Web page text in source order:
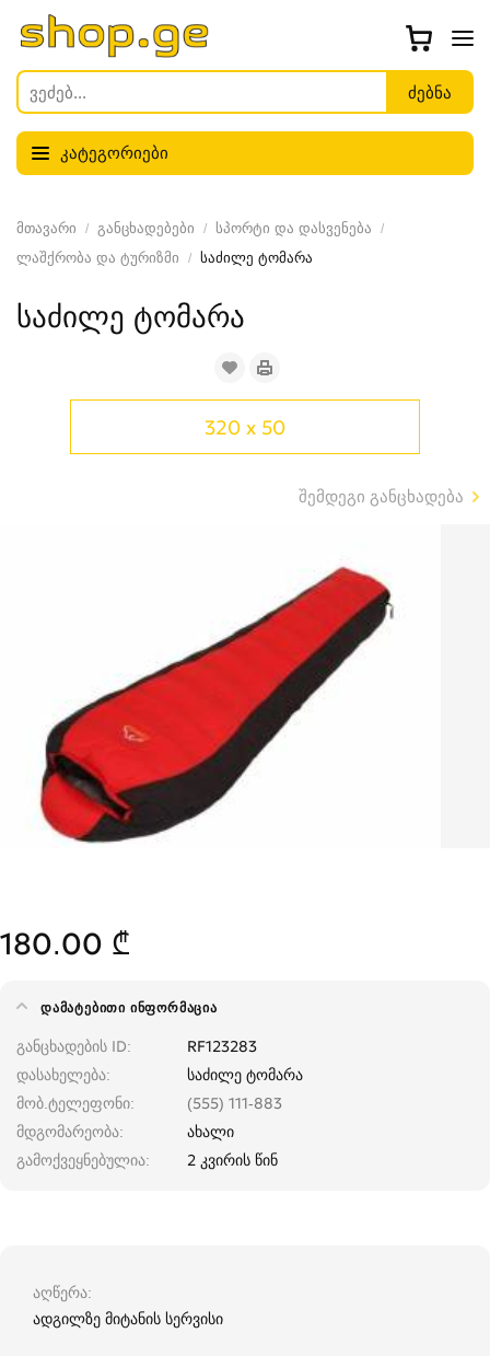
კატეგორიები
მთავარი განცხადებები
სპორტი და დასვენება
ლაშქრობა და ტურიზმი
საძილე ტომარა
საძილე ტომარა
320 x 50
შემდეგი განცხადება
180.00 ₾
ᲓᲐᲛᲐᲢᲔᲑᲘᲗᲘ ᲘᲜᲤᲝᲠᲛᲐᲪᲘᲐ
განცხადების ID
RF123283
დასახელება
საძილე ტომარა
მობ.ტელეფონი
(555) 111-883
მდგომარეობა
ახალი
გამოქვეყნებულია
2 კვირის წინ
აღწერა
ადგილზე მიტანის სერვისი